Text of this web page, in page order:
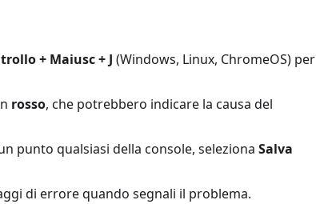
+ Maiusc + J (Windows, Linux, ChromeOS) per
rosso, che potrebbero indicare la causa del
punto qualsiasi della console, seleziona Salva
di errore quando segnali il problema.